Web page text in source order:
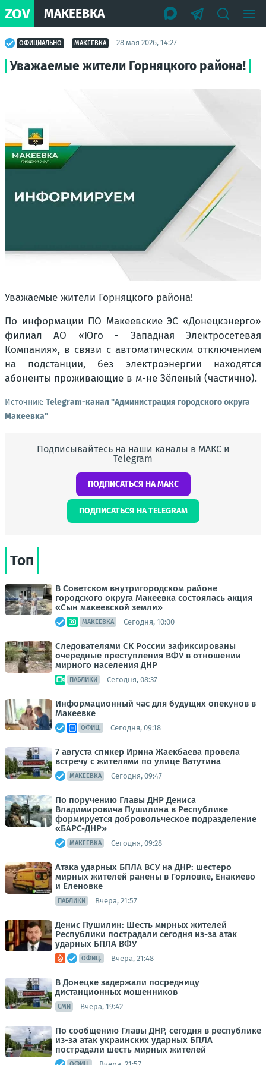
ZOV МАКЕЕВКА
ОФИЦИАЛЬНО МАКЕЕВКА 28 мая 2026, 14:27
Уважаемые жители Горняцкого района!
Уважаемые жители Горняцкого района!
По информации ПО Макеевские ЭС «Донецкэнерго»
филиал АО «Юго - Западная Электросетевая
Компания», в связи с автоматическим отключением
на подстанции, без электроэнергии находятся
абоненты проживающие в м-не Зёленый (частично).
Источник: Telegram-канал "Администрация городского округа
Макеевка"
Подписывайтесь на наши каналы в МАКС и
Telegram
ПОДПИСАТЬСЯ НА МАКС
ПОДПИСАТЬСЯ НА TELEGRAM
Топ
В Советском внутригородском районе
городского округа Макеевка состоялась акция
«Сын макеевской земли»
МАКЕЕВКА Сегодня, 10:00
Следователями СК России зафиксированы
очередные преступления ВФУ в отношении
мирного населения ДНР
ПАБЛИКИ Сегодня, 08:37
Информационный час для будущих опекунов в
Макеевке
ОФИЦ. Сегодня, 09:18
7 августа спикер Ирина Жаекбаева провела
встречу с жителями по улице Ватутина
МАКЕЕВКА Сегодня, 09:47
По поручению Главы ДНР Дениса
Владимировича Пушилина в Республике
формируется добровольческое подразделение
«БАРС-ДНР»
МАКЕЕВКА Сегодня, 09:28
Атака ударных БПЛА ВСУ на ДНР: шестеро
мирных жителей ранены в Горловке, Енакиево
и Еленовке
ПАБЛИКИ Вчера, 21:57
Денис Пушилин: Шесть мирных жителей
Республики пострадали сегодня из-за атак
ударных БПЛА ВФУ
ОФИЦ. Вчера, 21:48
В Донецке задержали посредницу
дистанционных мошенников
СМИ Вчера, 19:42
По сообщению Главы ДНР, сегодня в республике
из-за атак украинских ударных БПЛА
пострадали шесть мирных жителей